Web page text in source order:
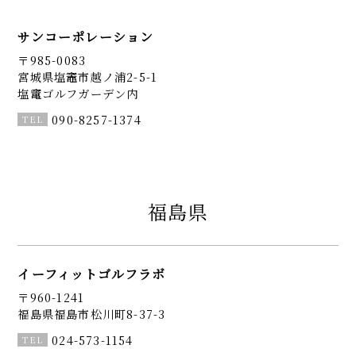
サンコーポレーション
〒985-0083
宮城県塩竈市越ノ浦2-5-1
塩竃ゴルフガーデン内
090-8257-1374
福島県
イーフィットゴルフラボ
〒960-1241
福島県福島市松川町8-37-3
024-573-1154